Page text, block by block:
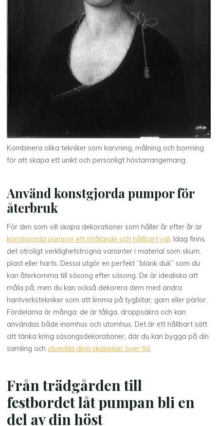
Kombinera olika tekniker som karvning, målning och borrning
för att skapa ett unikt och personligt höstarrangemang.
Använd konstgjorda pumpor för
återbruk
För den som vill skapa dekorationer som håller år efter år är
konstgjorda pumpor ett strålande och hållbart val. Idag finns
det otroligt verklighetstrogna varianter i material som skum,
plast eller harts. Dessa utgör en perfekt ”blank duk” som du
kan återkomma till säsong efter säsong. De är idealiska att
måla på, men du kan också dekorera dem med andra
hantverkstekniker som att limma på tygbitar, garn eller pärlor.
Fördelarna är många: de är tåliga, droppsäkra och kan
användas både inomhus och utomhus. Det är ett hållbart sätt
att tänka kring säsongsdekorationer, där du kan bygga på din
samling ochutveckla dina skapelser över tid.
Från trädgården till
festbordet låt pumpan bli en
del av din höst